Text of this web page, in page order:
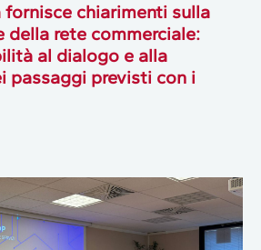
chiarimenti sulla
della rete commerciale:
al dialogo e alla
passaggi previsti con i